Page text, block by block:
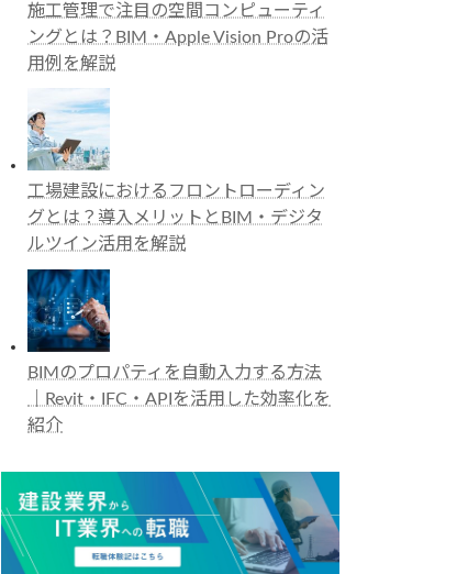
施工管理で注目の空間コンピューティ
ングとは？BIM・Apple Vision Proの活
用例を解説
工場建設におけるフロントローディン
グとは？導入メリットとBIM・デジタ
ルツイン活用を解説
BIMのプロパティを自動入力する方法
｜Revit・IFC・APIを活用した効率化を
紹介